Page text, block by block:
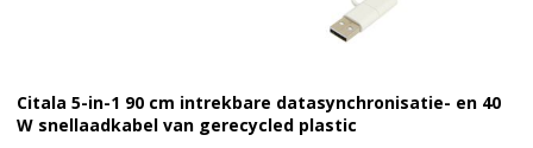
Citala 5-in-1 90 cm intrekbare datasynchronisatie- en 40
W snellaadkabel van gerecycled plastic